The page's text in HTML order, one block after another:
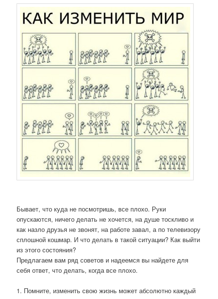
Бывает, что куда не посмотришь, все плохо. Руки
опускаются, ничего делать не хочется, на душе тоскливо и
как назло друзья не звонят, на работе завал, а по телевизору
сплошной кошмар. И что делать в такой ситуации? Как выйти
из этого состояния?
Предлагаем вам ряд советов и надеемся вы найдете для
себя ответ, что делать, когда все плохо.
1. Помните, изменить свою жизнь может абсолютно каждый